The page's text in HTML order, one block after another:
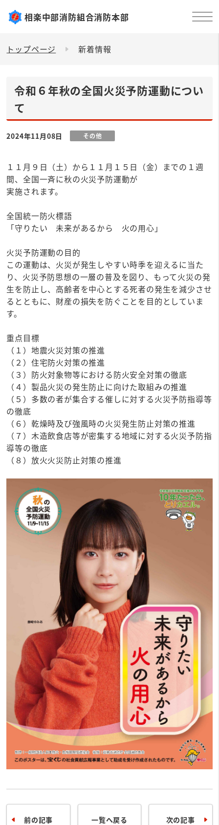
相楽中部消防組合消防本部
トップページ 新着情報
令和６年秋の全国火災予防運動につい
て
2024年11月08日 その他
１１月９日（土）から１１月１５日（金）までの１週
間、全国一斉に秋の火災予防運動が
実施されます。
全国統一防火標語
「守りたい 未来があるから 火の用心」
火災予防運動の目的
この運動は、火災が発生しやすい時季を迎えるに当た
り、火災予防思想の一層の普及を図り、もって火災の発
生を防止し、高齢者を中心とする死者の発生を減少させ
るとともに、財産の損失を防ぐことを目的としていま
す。
重点目標
（１）地震火災対策の推進
（２）住宅防火対策の推進
（３）防火対象物等における防火安全対策の徹底
（４）製品火災の発生防止に向けた取組みの推進
（５）多数の者が集合する催しに対する火災予防指導等
の徹底
（６）乾燥時及び強風時の火災発生防止対策の推進
（７）木造飲食店等が密集する地域に対する火災予防指
導等の徹底
（８）放火火災防止対策の推進
前の記事 一覧へ戻る 次の記事